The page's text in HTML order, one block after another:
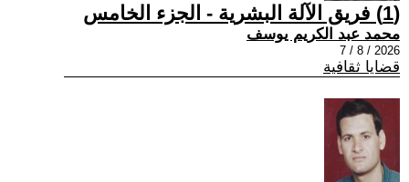
(1) فريق الآلة البشرية - الجزء الخامس
محمد عبد الكريم يوسف
2026 / 8 / 7
قضايا ثقافية